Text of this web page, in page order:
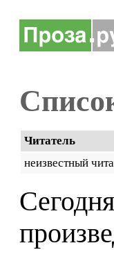
Читатель
неизвестный
Сегодня